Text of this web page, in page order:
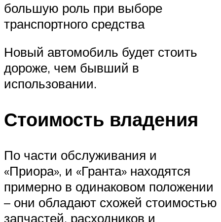
большую роль при выборе
транспортного средства
Новый автомобиль будет стоить
дороже, чем бывший в
использовании.
Стоимость владения
По части обслуживания и
«Приора», и «Гранта» находятся
примерно в одинаковом положении
– они обладают схожей стоимостью
запчастей, расходников и